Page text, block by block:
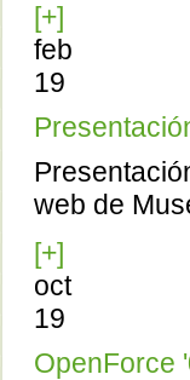
[+]
feb
19
web de
[+]
oct
19
OpenForce